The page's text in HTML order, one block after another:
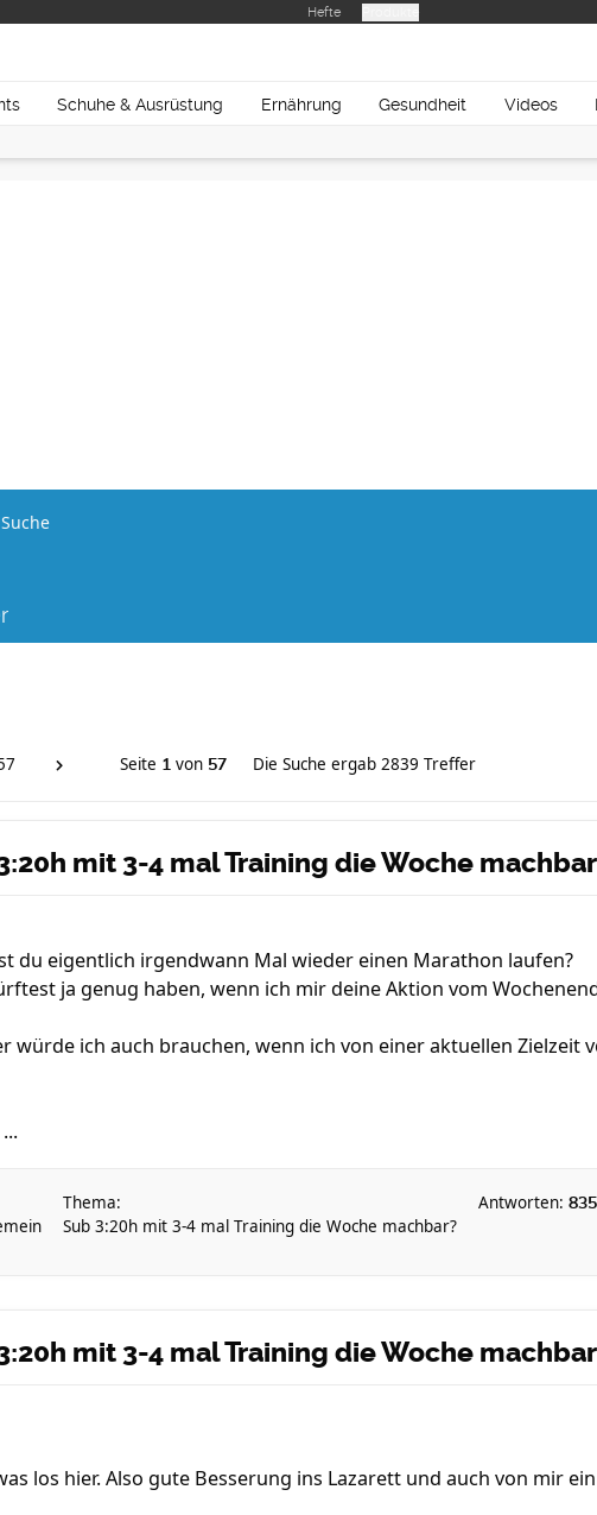
Hefte
Schuhe & Ausrüstung Ernährung Gesundheit Videos
Suche
Seite 1 von 57 Die Suche ergab 2839 Treffer
mit 3-4 mal Training die Woche
du eigentlich irgendwann Mal wieder einen Marathon laufen?
ja genug haben, wenn ich mir deine Aktion vom
würde ich auch brauchen, wenn ich von einer aktuellen Zielzeit
Thema:
Sub 3:20h mit 3-4 mal Training die Woche machbar?
Antworten:
mit 3-4 mal Training die Woche
los hier. Also gute Besserung ins Lazarett und auch von mir